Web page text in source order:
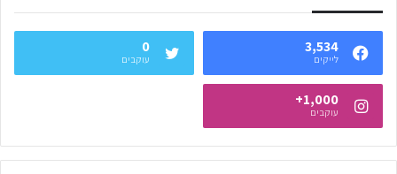
3,534
לייקים
0
עוקבים
1,000+
עוקבים